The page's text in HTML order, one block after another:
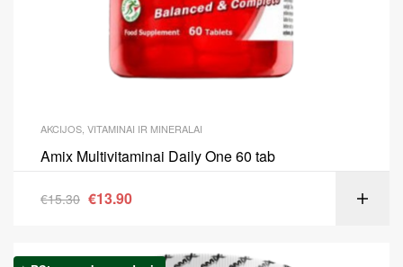
AKCIJOS VITAMINAI IR MINERALAI
Amix Multivitaminai Daily One 60 tab
€15.30 €13.90